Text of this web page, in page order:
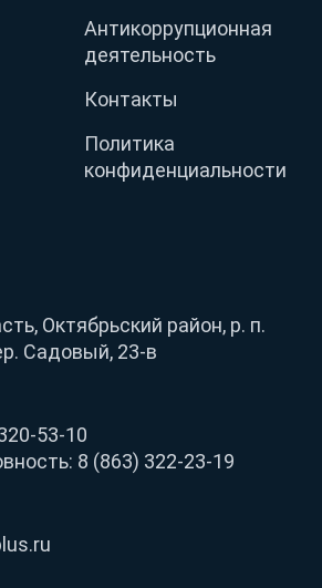
Октябрьский район, р. п.
Садовый, 23-в
53-10
8 (863) 322-23-19
Антикоррупционная
деятельность
Контакты
Политика
конфиденциальности